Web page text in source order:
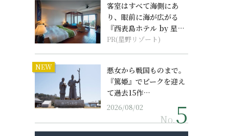
客室はすべて海側にあ
り、眼前に海が広がる
『西表島ホテル by 星野
リゾート』
PR(星野リゾート)
NEW
悪女から戦国ものまで。
『篤姫』でピークを迎え
て過去15作…
2026/08/02
No.